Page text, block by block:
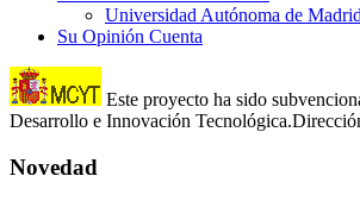
Universidad Autónoma de
Su Opinión Cuenta
Este proyecto ha sido
Desarrollo e Innovación
Novedad